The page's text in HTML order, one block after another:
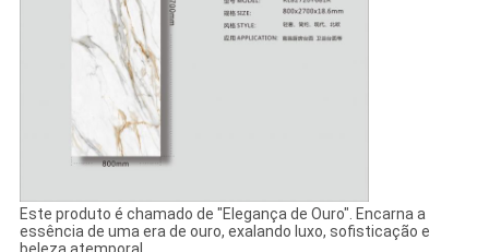
Este produto é chamado de "Elegança de Ouro". Encarna a
essência de uma era de ouro, exalando luxo, sofisticação e